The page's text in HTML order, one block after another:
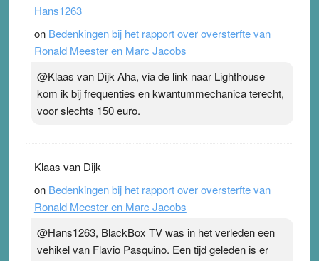
Hans1263
on Bedenkingen bij het rapport over oversterfte van
Ronald Meester en Marc Jacobs
@Klaas van Dijk Aha, via de link naar Lighthouse
kom ik bij frequenties en kwantummechanica terecht,
voor slechts 150 euro.
Klaas van Dijk
on Bedenkingen bij het rapport over oversterfte van
Ronald Meester en Marc Jacobs
@Hans1263, BlackBox TV was in het verleden een
vehikel van Flavio Pasquino. Een tijd geleden is er